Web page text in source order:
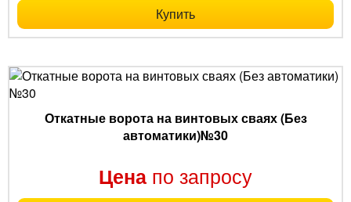
Купить
Откатные ворота на винтовых сваях (Без
автоматики)№30
Цена по запросу